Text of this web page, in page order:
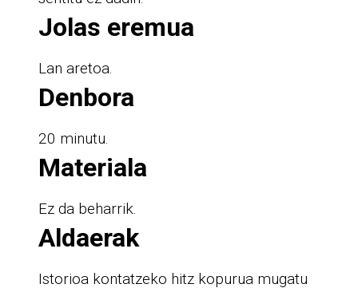
Jolas eremua
Lan aretoa.
Denbora
20 minutu.
Materiala
Ez da beharrik.
Aldaerak
Istorioa kontatzeko hitz kopurua mugatu